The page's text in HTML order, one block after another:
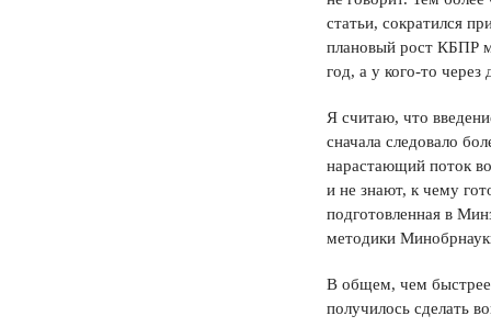
статьи, сократился
плановый рост КБПР
год, а у кого-то через
Я считаю, что
сначала следовало
нарастающий поток
и не знают, к чему
подготовленная в
методики
В общем, чем быстрее
получилось сделать